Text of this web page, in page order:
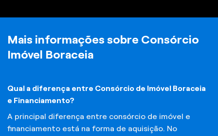
Mais informações sobre Consórcio
Imóvel Boraceia
Qual a diferença entre Consórcio de Imóvel Boraceia
e Financiamento?
A principal diferença entre consórcio de imóvel e
financiamento está na forma de aquisição. No